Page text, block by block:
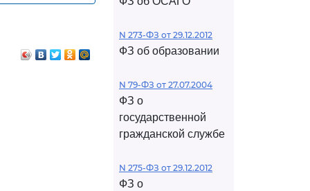
N 273-ФЗ от 29.12.2012
ФЗ об образовании
N 79-ФЗ от 27.07.2004
ФЗ о
государственной
гражданской службе
N 275-ФЗ от 29.12.2012
ФЗ о